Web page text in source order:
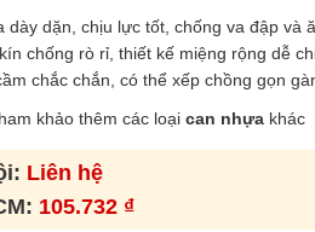
dày dặn, chịu lực tốt, chống va đập và
chống rò rỉ, thiết kế miệng rộng dễ
chắc chắn, có thể xếp chồng gọn
khảo thêm các loại can nhựakhác
Liên hệ
105.732 ₫